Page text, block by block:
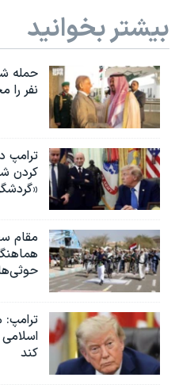
بیشتر بخوانید
نفر را
ترامپ
کردن
مقام
کند